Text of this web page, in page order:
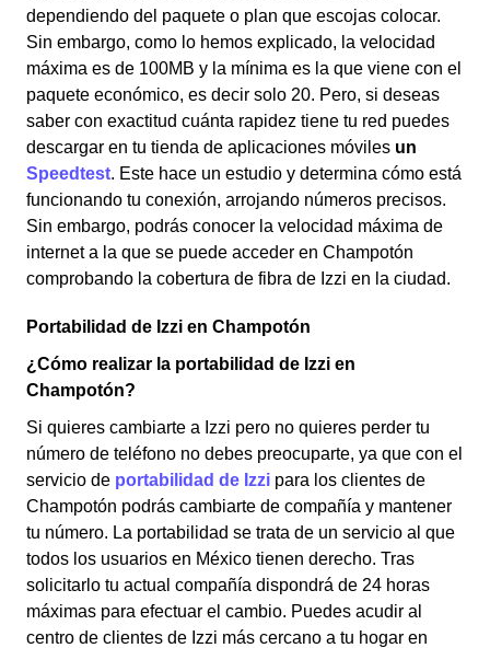
dependiendo del paquete o plan que escojas colocar.
Sin embargo, como lo hemos explicado, la velocidad
máxima es de 100MB y la mínima es la que viene con el
paquete económico, es decir solo 20. Pero, si deseas
saber con exactitud cuánta rapidez tiene tu red puedes
descargar en tu tienda de aplicaciones móviles un
Speedtest. Este hace un estudio y determina cómo está
funcionando tu conexión, arrojando números precisos.
Sin embargo, podrás conocer la velocidad máxima de
internet a la que se puede acceder en Champotón
comprobando la cobertura de fibra de Izzi en la ciudad.
Portabilidad de Izzi en Champotón
¿Cómo realizar la portabilidad de Izzi en
Champotón?
Si quieres cambiarte a Izzi pero no quieres perder tu
número de teléfono no debes preocuparte, ya que con el
servicio de portabilidad de Izzi para los clientes de
Champotón podrás cambiarte de compañía y mantener
tu número. La portabilidad se trata de un servicio al que
todos los usuarios en México tienen derecho. Tras
solicitarlo tu actual compañía dispondrá de 24 horas
máximas para efectuar el cambio. Puedes acudir al
centro de clientes de Izzi más cercano a tu hogar en